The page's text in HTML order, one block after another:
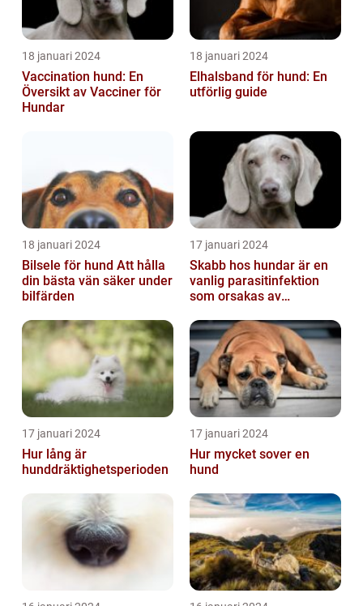
18 januari 2024
Vaccination hund: En
Översikt av Vacciner för
Hundar
18 januari 2024
Elhalsband för hund: En
utförlig guide
18 januari 2024
Bilsele för hund Att hålla
din bästa vän säker under
bilfärden
17 januari 2024
Skabb hos hundar är en
vanlig parasitinfektion
som orsakas av
scabiei
17 januari 2024
Hur lång är
hunddräktighetsperioden
17 januari 2024
Hur mycket sover en
hund